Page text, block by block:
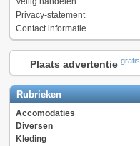
Privacy-statement
Contact informatie
Plaats advertentie gratis
Rubrieken
Accomodaties
Diversen
Kleding